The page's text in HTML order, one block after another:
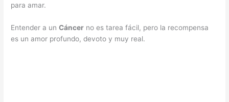
para amar.
Entender a unCáncer no es tarea fácil, pero la recompensa
es un amor profundo, devoto y muy real.